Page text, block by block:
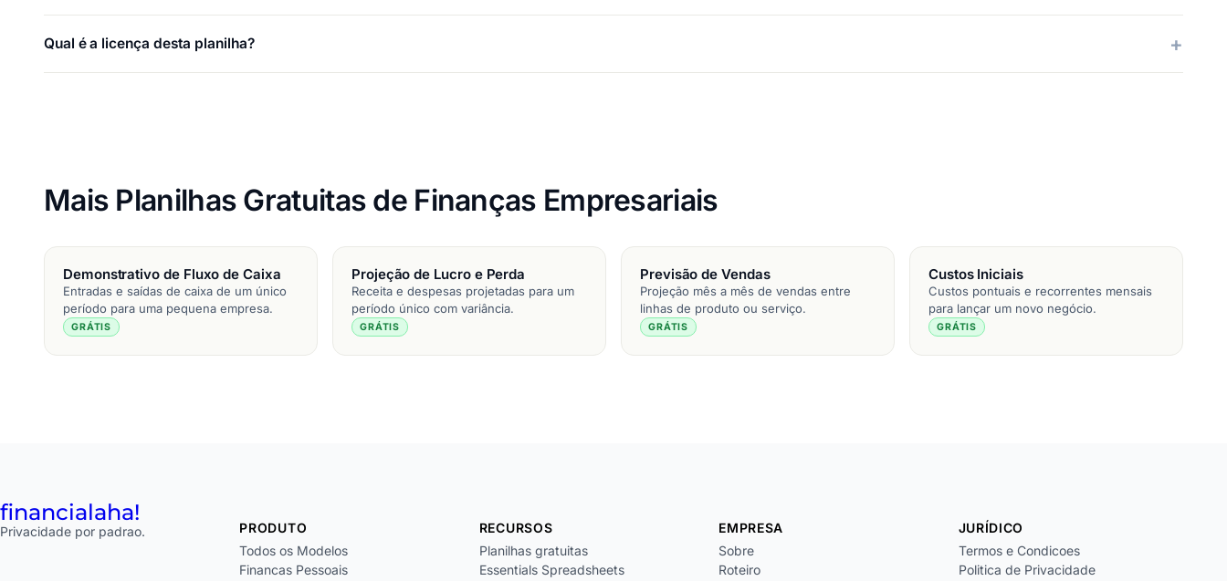
Qual é a licença desta planilha?
Mais Planilhas Gratuitas de Finanças Empresariais
Demonstrativo de Fluxo de Caixa
Entradas e saídas de caixa de um único
período para uma pequena empresa.
GRÁTIS
Projeção de Lucro e Perda
Receita e despesas projetadas para um
período único com variância.
GRÁTIS
Previsão de Vendas
Projeção mês a mês de vendas entre
linhas de produto ou serviço.
GRÁTIS
Custos Iniciais
Custos pontuais e recorrentes mensais
para lançar um novo negócio.
GRÁTIS
financialaha!
Privacidade por padrao.
PRODUTO
Todos os Modelos
Financas Pessoais
RECURSOS
Planilhas gratuitas
Essentials Spreadsheets
EMPRESA
Sobre
Roteiro
JURÍDICO
Termos e Condicoes
Politica de Privacidade